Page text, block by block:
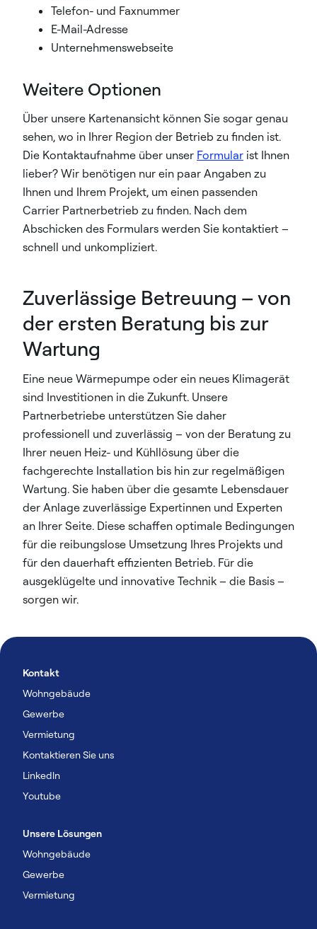
Telefon- und Faxnummer
E-Mail-Adresse
Unternehmenswebseite
Weitere Optionen
Über unsere Kartenansicht können Sie sogar genau
sehen, wo in Ihrer Region der Betrieb zu finden ist.
Die Kontaktaufnahme über unser Formular ist Ihnen
lieber? Wir benötigen nur ein paar Angaben zu
Ihnen und Ihrem Projekt, um einen passenden
Carrier Partnerbetrieb zu finden. Nach dem
Abschicken des Formulars werden Sie kontaktiert –
schnell und unkompliziert.
Zuverlässige Betreuung – von
der ersten Beratung bis zur
Wartung
Eine neue Wärmepumpe oder ein neues Klimagerät
sind Investitionen in die Zukunft. Unsere
Partnerbetriebe unterstützen Sie daher
professionell und zuverlässig – von der Beratung zu
Ihrer neuen Heiz- und Kühllösung über die
fachgerechte Installation bis hin zur regelmäßigen
Wartung. Sie haben über die gesamte Lebensdauer
der Anlage zuverlässige Expertinnen und Experten
an Ihrer Seite. Diese schaffen optimale Bedingungen
für die reibungslose Umsetzung Ihres Projekts und
für den dauerhaft effizienten Betrieb. Für die
ausgeklügelte und innovative Technik – die Basis –
sorgen wir.
Kontakt
Wohngebäude
Gewerbe
Vermietung
Kontaktieren Sie uns
Linkedln
Youtube
Unsere Lösungen
Wohngebäude
Gewerbe
Vermietung